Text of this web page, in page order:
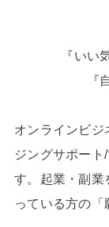
『いい
『
オンラインビジ
ジングサポー
す。起業・副業
っている方の「